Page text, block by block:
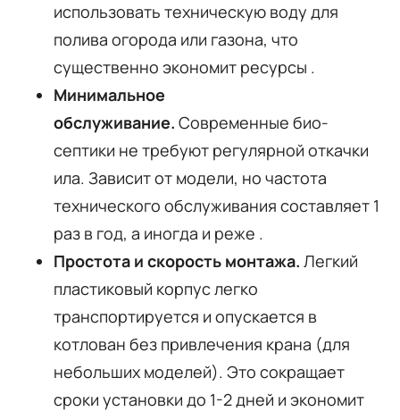
использовать техническую воду для
полива огорода или газона, что
существенно экономит ресурсы .
Минимальное
обслуживание. Современные био-
септики не требуют регулярной откачки
ила. Зависит от модели, но частота
технического обслуживания составляет 1
раз в год, а иногда и реже .
Простота и скорость монтажа. Легкий
пластиковый корпус легко
транспортируется и опускается в
котлован без привлечения крана (для
небольших моделей). Это сокращает
сроки установки до 1-2 дней и экономит